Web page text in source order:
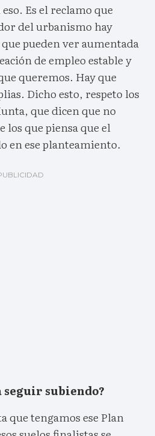
Es el reclamo que
del urbanismo hay
pueden ver aumentada
de empleo estable y
queremos. Hay que
Dicho esto, respeto los
que dicen que no
los que piensa que el
en ese planteamiento.
seguir subiendo?
que tengamos ese Plan